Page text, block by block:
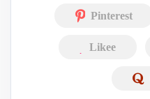
Pinterest
Likee